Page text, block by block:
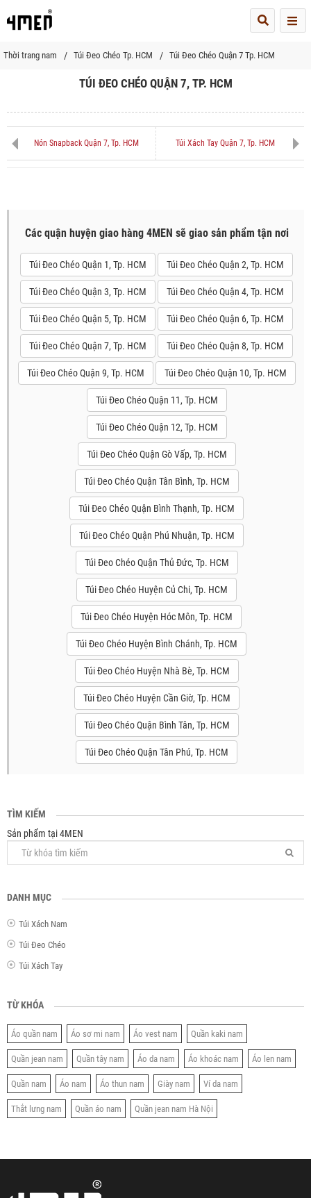
Thời trang nam Túi Đeo Chéo Tp. HCM Túi Đeo Chéo Quận 7 Tp. HCM
TÚI ĐEO CHÉO QUẬN 7, TP. HCM
Nón Snapback Quận 7, Tp. HCM Túi Xách Tay Quận 7, Tp. HCM
Các quận huyện giao hàng 4MEN sẽ giao sản phẩm tận nơi
Túi Đeo Chéo Quận 1, Tp. HCM Túi Đeo Chéo Quận 2, Tp. HCM
Túi Đeo Chéo Quận 3, Tp. HCM Túi Đeo Chéo Quận 4, Tp. HCM
Túi Đeo Chéo Quận 5, Tp. HCM Túi Đeo Chéo Quận 6, Tp. HCM
Túi Đeo Chéo Quận 7, Tp. HCM Túi Đeo Chéo Quận 8, Tp. HCM
Túi Đeo Chéo Quận 9, Tp. HCM Túi Đeo Chéo Quận 10, Tp. HCM
Túi Đeo Chéo Quận 11, Tp. HCM
Túi Đeo Chéo Quận 12, Tp. HCM
Túi Đeo Chéo Quận Gò Vấp, Tp. HCM
Túi Đeo Chéo Quận Tân Bình, Tp. HCM
Túi Đeo Chéo Quận Bình Thạnh, Tp. HCM
Túi Đeo Chéo Quận Phú Nhuận, Tp. HCM
Túi Đeo Chéo Quận Thủ Đức, Tp. HCM
Túi Đeo Chéo Huyện Củ Chi, Tp. HCM
Túi Đeo Chéo Huyện Hóc Môn, Tp. HCM
Túi Đeo Chéo Huyện Bình Chánh, Tp. HCM
Túi Đeo Chéo Huyện Nhà Bè, Tp. HCM
Túi Đeo Chéo Huyện Cần Giờ, Tp. HCM
Túi Đeo Chéo Quận Bình Tân, Tp. HCM
Túi Đeo Chéo Quận Tân Phú, Tp. HCM
TÌM KIẾM
Sản phẩm tại 4MEN
DANH MỤC
Túi Xách Nam
Túi Đeo Chéo
Túi Xách Tay
TỪ KHÓA
Áo quần nam Áo sơ mi nam Áo vest nam Quần kaki nam
Quần jean nam Quần tây nam Áo da nam Áo khoác nam Áo len nam
Quần nam Áo nam Áo thun nam Giày nam Ví da nam
Thắt lưng nam Quần áo nam Quần jean nam Hà Nội